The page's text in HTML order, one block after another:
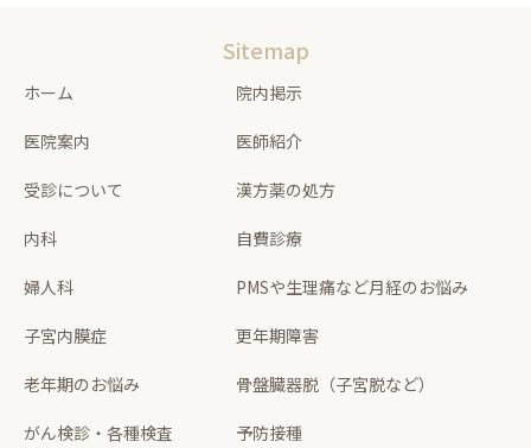
Sitemap
ホーム 院内掲示
医院案内 医師紹介
受診について 漢方薬の処方
内科 自費診療
婦人科 PMSや生理痛など月経のお悩み
子宮内膜症 更年期障害
老年期のお悩み 骨盤臓器脱（子宮脱など）
がん検診・各種検査 予防接種